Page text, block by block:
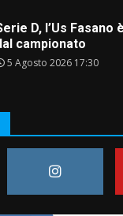
D, l’Us Fasano
campionato
5 Agosto 2026 17:30
in azione